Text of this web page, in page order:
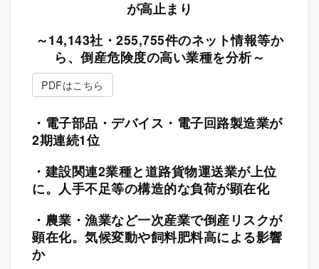
が高止まり
～14,143社・255,755件のネット情報等か
ら、倒産危険度の高い業種を分析～
PDFはこちら
・ 電子部品・デバイス・電子回路製造業が
2期連続1位
・建設関連2業種と道路貨物運送業が上位
に。人手不足等の構造的な負荷が顕在化
・農業・漁業など一次産業で倒産リスクが
顕在化。気候変動や飼料肥料高による影響
か